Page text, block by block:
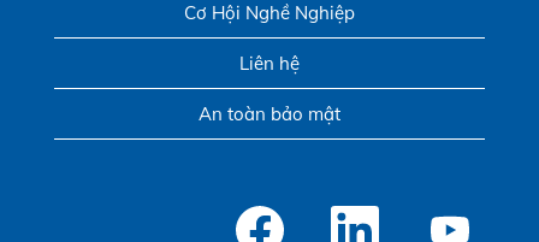
Cơ Hội Nghề Nghiệp
Liên hệ
An toàn bảo mật
M
ở
M